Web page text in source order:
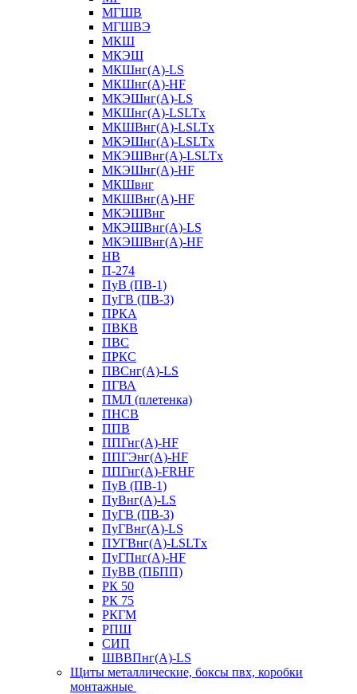
МГШВ
МГШВЭ
МКШ
МКЭШ
МКШнг(А)-LS
МКШнг(А)-HF
МКЭШнг(А)-LS
МКШнг(А)-LSLTx
МКШВнг(A)-LSLTx
МКЭШнг(А)-LSLTx
МКЭШВнг(A)-LSLTx
МКЭШнг(А)-HF
МКШвнг
МКШВнг(А)-HF
МКЭШВнг
МКЭШВнг(А)-LS
МКЭШВнг(А)-HF
НВ
П-274
ПуВ (ПВ-1)
ПуГВ (ПВ-3)
ПРКА
ПВКВ
ПВС
ПРКС
ПВСнг(А)-LS
ПГВА
ПМЛ (плетенка)
ПНСВ
ППВ
ППГнг(А)-HF
ППГЭнг(А)-HF
ППГнг(А)-FRHF
ПуВ (ПВ-1)
ПуВнг(А)-LS
ПуГВ (ПВ-3)
ПуГВнг(А)-LS
ПУГВнг(А)-LSLTx
ПуГПнг(А)-HF
ПуВВ (ПБПП)
РК 50
РК 75
РКГМ
РПШ
СИП
ШВВПнг(А)-LS
Щиты металлические, боксы пвх, коробки
монтажные